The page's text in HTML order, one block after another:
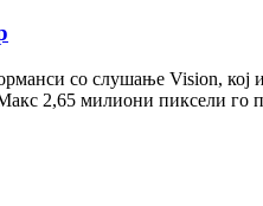
со слушање Vision,
2,65 милиони пиксели го